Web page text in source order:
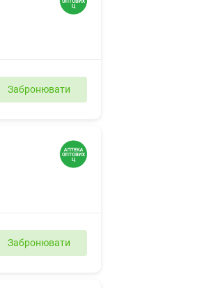
Забронювати
Забронювати